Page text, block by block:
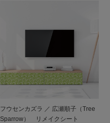
フウセンカズラ ／ 広瀬順子（Tree
Sparrow） リメイクシート